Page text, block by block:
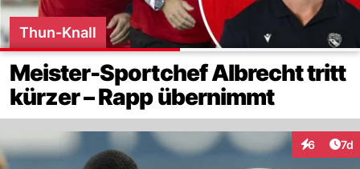
Thun-Knall
Meister-Sportchef Albrecht tritt
kürzer – Rapp übernimmt
6 7d